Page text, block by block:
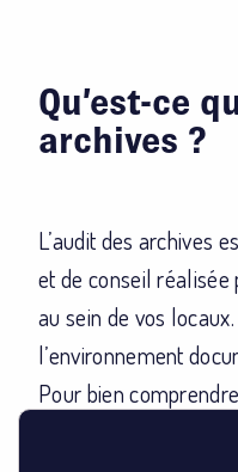
Qu’est-ce
archives ?
L’audit des archives
et de conseil réalisée
au sein de vos
l’environnement
Pour bien